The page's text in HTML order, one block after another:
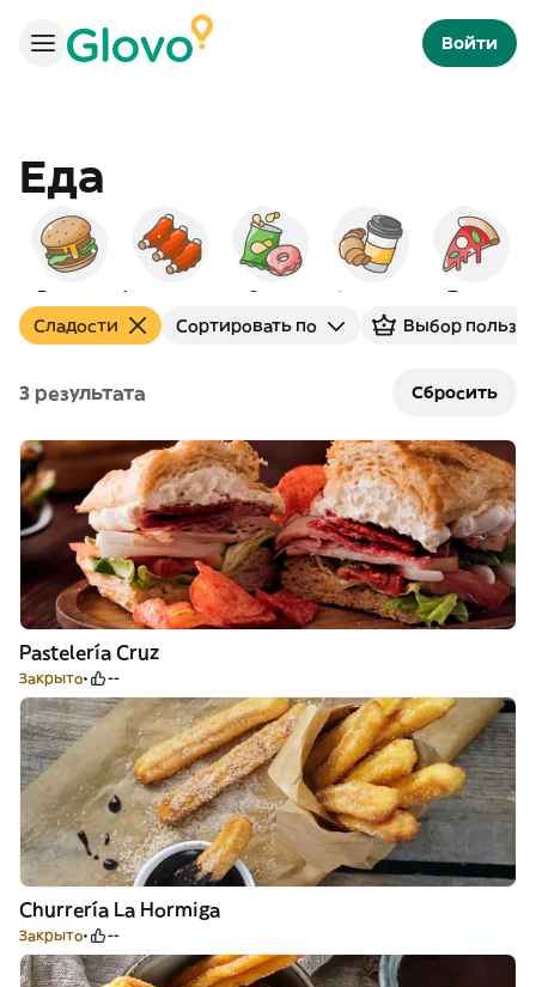
Войти
Еда
Бургеры Снэки Завтраки Пицца
Сладости Сортировать по Выбор
3 результата Сбросить
Pastelería Cruz
Закрыто --
Churrería La Hormiga
Закрыто --